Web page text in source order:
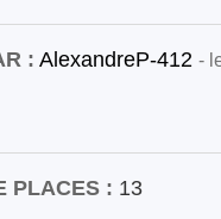
: AlexandreP-412 -
PLACES : 13